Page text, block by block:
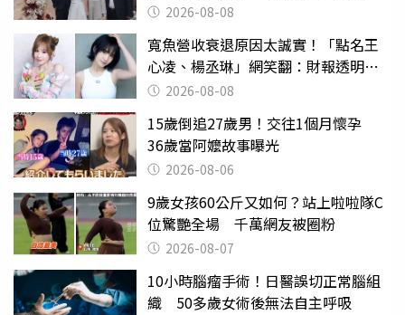
2026-08-08
寬魚營收衰退原因太誠實！「點名王
心凌、楊丞琳」網笑翻：財報透明度
滿分2026-08-08
15歲倒追27歲男！交往1個月懷孕
36歲當阿嬤故事曝光
2026-08-06
9歲女孩60公斤又如何？站上啦啦隊C
位驚艷全場 千萬網友被圈粉
2026-08-07
10小時腦瘤手術！日醫誤切正常腦組
織 50多歲女術後無法自主呼吸